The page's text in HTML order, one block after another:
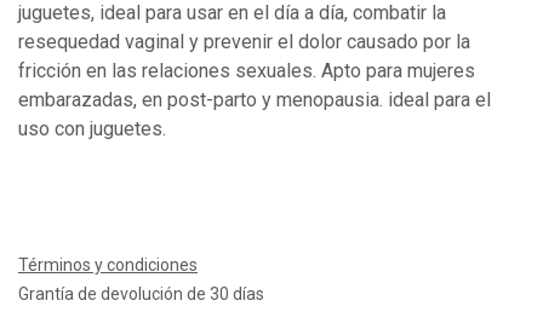
juguetes, ideal para usar en el día a día, combatir la
resequedad vaginal y prevenir el dolor causado por la
fricción en las relaciones sexuales. Apto para mujeres
embarazadas, en post-parto y menopausia. ideal para el
uso con juguetes.
Términos y condiciones
Grantía de devolución de 30 días